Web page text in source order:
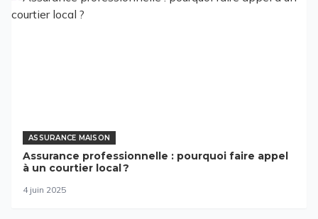
ASSURANCE MAISON
Assurance professionnelle : pourquoi faire appel
à un courtier local ?
4 juin 2025